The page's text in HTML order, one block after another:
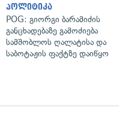
პოლიტიკა
POG: გიორგი ბარამიძის
განცხადებაზე გამოძიება
სამშობლოს ღალატისა და
საბოტაჟის ფაქტზე დაიწყო